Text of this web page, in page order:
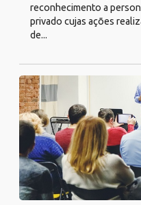
reconhecimento a
privado cujas ações
de...